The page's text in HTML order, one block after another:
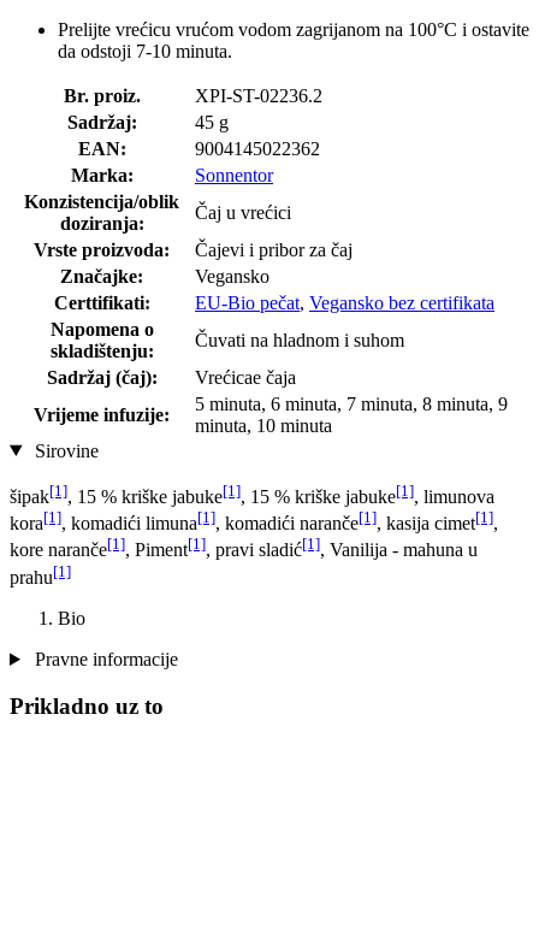
Prelijte vrećicu vrućom vodom zagrijanom na 100°C i ostavite
da odstoji 7-10 minuta.
Br. proiz.
XPI-ST-02236.2
Sadržaj:
45 g
EAN:
9004145022362
Marka:
Sonnentor
Konzistencija/oblik
doziranja:
Čaj u vrećici
Vrste proizvoda:
Čajevi i pribor za čaj
Značajke:
Vegansko
Certtifikati:
EU-Bio pečat, Vegansko bez certifikata
Napomena o
skladištenju:
Čuvati na hladnom i suhom
Sadržaj (čaj):
Vrećicae čaja
Vrijeme infuzije:
5 minuta, 6 minuta, 7 minuta, 8 minuta, 9
minuta, 10 minuta
Sirovine
šipak[1], 15 % kriške jabuke[1], 15 % kriške jabuke[1], limunova
kora[1], komadići limuna[1], komadići naranče[1], kasija cimet[1],
kore naranče[1], Piment[1], pravi sladić[1], Vanilija - mahuna u
prahu[1]
Bio
Pravne informacije
Prikladno uz to